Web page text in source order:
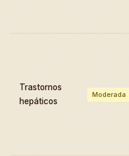
Trastornos
hepáticos
Moderada